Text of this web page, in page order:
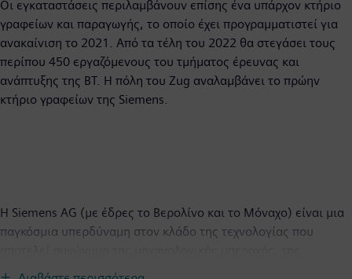
Οι εγκαταστάσεις περιλαμβάνουν επίσης ένα υπάρχον κτήριο
γραφείων και παραγωγής, το οποίο έχει προγραμματιστεί για
ανακαίνιση το 2021. Από τα τέλη του 2022 θα στεγάσει τους
περίπου 450 εργαζόμενους του τμήματος έρευνας και
ανάπτυξης της BT. Η πόλη του Zug αναλαμβάνει το πρώην
κτήριο γραφείων της Siemens.
Η Siemens AG (με έδρες το Βερολίνο και το Μόναχο) είναι μια
παγκόσμια υπερδύναμη στον κλάδο της τεχνολογίας που